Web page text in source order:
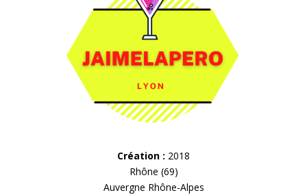
Création : 2018
Rhône (69)
Auvergne Rhône-Alpes